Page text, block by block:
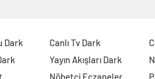
Dark
Canlı Tv Dark
Yayın Akışları Dark
Nöbetçi Eczaneler